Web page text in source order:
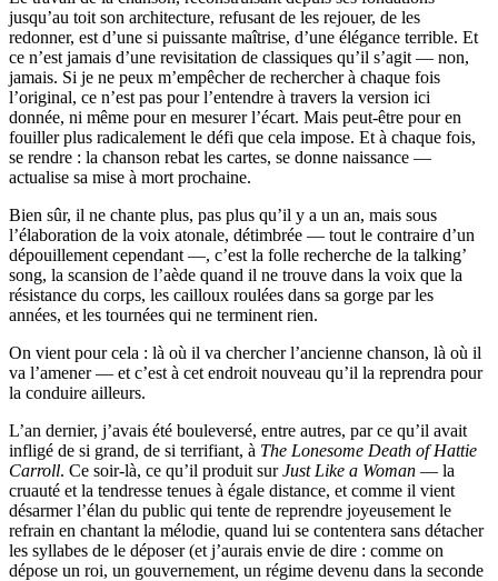
jusqu’au toit son architecture, refusant de les rejouer, de les
redonner, est d’une si puissante maîtrise, d’une élégance terrible. Et
ce n’est jamais d’une revisitation de classiques qu’il s’agit — non,
jamais. Si je ne peux m’empêcher de rechercher à chaque fois
l’original, ce n’est pas pour l’entendre à travers la version ici
donnée, ni même pour en mesurer l’écart. Mais peut-être pour en
fouiller plus radicalement le défi que cela impose. Et à chaque fois,
se rendre : la chanson rebat les cartes, se donne naissance —
actualise sa mise à mort prochaine.
Bien sûr, il ne chante plus, pas plus qu’il y a un an, mais sous
l’élaboration de la voix atonale, détimbrée — tout le contraire d’un
dépouillement cependant —, c’est la folle recherche de la talking’
song, la scansion de l’aède quand il ne trouve dans la voix que la
résistance du corps, les cailloux roulées dans sa gorge par les
années, et les tournées qui ne terminent rien.
On vient pour cela : là où il va chercher l’ancienne chanson, là où il
va l’amener — et c’est à cet endroit nouveau qu’il la reprendra pour
la conduire ailleurs.
L’an dernier, j’avais été bouleversé, entre autres, par ce qu’il avait
infligé de si grand, de si terrifiant, à The Lonesome Death of Hattie
Carroll. Ce soir-là, ce qu’il produit surJust Like a Woman — la
cruauté et la tendresse tenues à égale distance, et comme il vient
désarmer l’élan du public qui tente de reprendre joyeusement le
refrain en chantant la mélodie, quand lui se contentera sans détacher
les syllabes de le déposer (et j’aurais envie de dire : comme on
dépose un roi, un gouvernement, un régime devenu dans la seconde